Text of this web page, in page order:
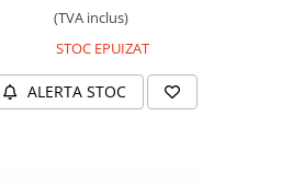
(TVA inclus)
STOC EPUIZAT
ALERTA STOC